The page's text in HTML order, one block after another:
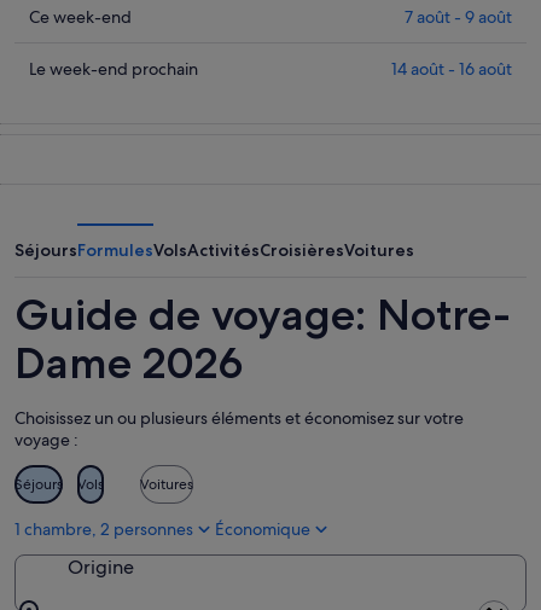
Notre-
pour
août
prix
Notre-
-
août
Consulter
prix
week-
end,
août
-
9
août
Ce week-end 7 août - 9 août
Consulter
le
end
prochain,
14
août
16
août
Le week-end prochain 14 août - 16 août
SéjoursFormulesVolsActivitésCroisièresVoitures
Guide de voyage: Notre-
Dame 2026
Choisissez un ou plusieurs éléments et économisez sur votre
voyage :
Séjours Vols Voitures
1 chambre, 2 personnes Économique
Origine